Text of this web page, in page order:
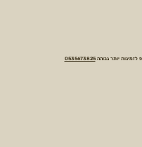
לזמינות יותר גבוהה0535673825